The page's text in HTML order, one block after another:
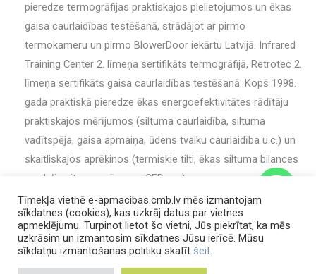
pieredze termogrāfijas praktiskajos pielietojumos un ēkas
gaisa caurlaidības testēšanā, strādājot ar pirmo
termokameru un pirmo BlowerDoor iekārtu Latvijā. Infrared
Training Center 2. līmeņa sertifikāts termogrāfijā, Retrotec 2.
līmeņa sertifikāts gaisa caurlaidības testēšanā. Kopš 1998.
gada praktiskā pieredze ēkas energoefektivitātes rādītāju
praktiskajos mērījumos (siltuma caurlaidība, siltuma
vadītspēja, gaisa apmaiņa, ūdens tvaiku caurlaidība u.c.) un
skaitliskajos aprēķinos (termiskie tilti, ēkas siltuma bilances
modeļi, mitruma pārnese, CFD u.c.).
Pieejamie semināra video (1/1)
Tīmekļa vietnē e-apmacibas.cmb.lv mēs izmantojam
sīkdatnes (cookies), kas uzkrāj datus par vietnes
apmeklējumu. Turpinot lietot šo vietni, Jūs piekrītat, ka mēs
uzkrāsim un izmantosim sīkdatnes Jūsu ierīcē. Mūsu
sīkdatņu izmantošanas politiku skatīt šeit.
chaty